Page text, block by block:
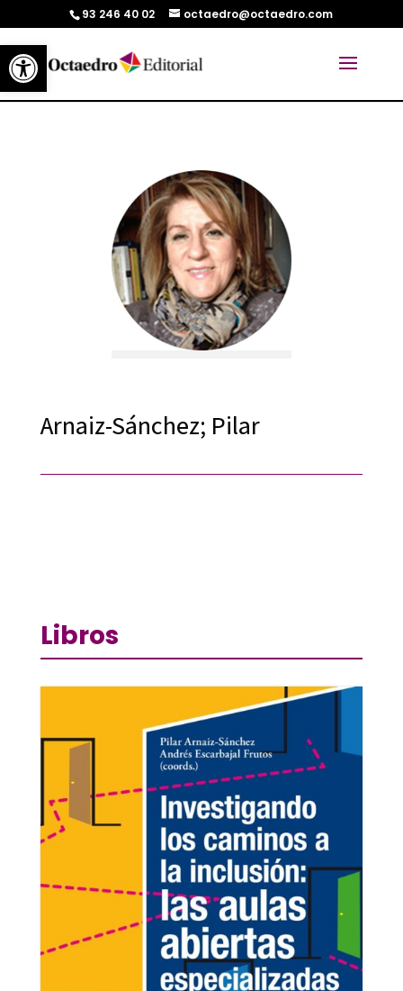
Abrir barra de herramientas
93 246 40 02 octaedro@octaedro.com
Arnaiz-Sánchez; Pilar
Libros